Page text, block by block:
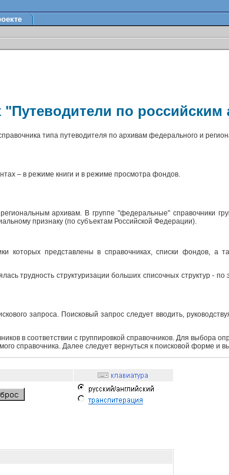
по российским
типа путеводителя по архивам федерального и
– в режиме книги и в режиме просмотра фондов.
архивам. В группе "федеральные" справочники
признаку (по субъектам Российской Федерации).
представлены в справочниках, списки фондов, а
трудность структуризации больших списочных структур - по
запроса. Поисковый запрос следует вводить,
в соответствии с группировкой справочников. Для выбора
справочника. Далее следует вернуться к поисковой форме и